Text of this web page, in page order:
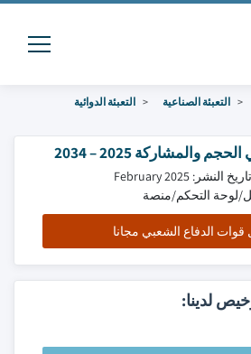
التعبئة الصناعية
التعبئة الدوائية
والمشاركة 2025 – 2034
تاريخ النشر: February 2025
قوات الدفاع الشعبي مجانا
لدينا: